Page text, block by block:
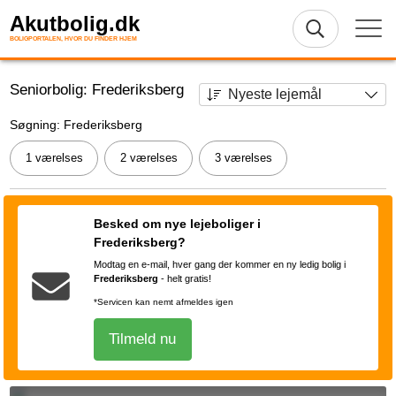
Akutbolig.dk
BOLIGPORTALEN, HVOR DU FINDER HJEM
Seniorbolig: Frederiksberg
Søgning: Frederiksberg
1 værelses 2 værelses 3 værelses
Besked om nye lejeboliger i
Frederiksberg?
Modtag en e-mail, hver gang der kommer en ny ledig bolig i
Frederiksberg - helt gratis!
*Servicen kan nemt afmeldes igen
Tilmeld nu